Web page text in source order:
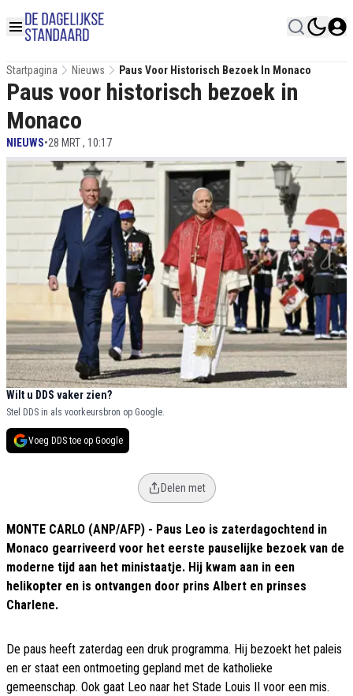
Startpagina Nieuws Paus Voor Historisch Bezoek In Monaco
Paus voor historisch bezoek in
Monaco
NIEUWS•28 MRT , 10:17
Wilt u DDS vaker zien?
Stel DDS in als voorkeursbron op Google.
Voeg DDS toe op Google
Delen met
MONTE CARLO (ANP/AFP) - Paus Leo is zaterdagochtend in
Monaco gearriveerd voor het eerste pauselijke bezoek van de
moderne tijd aan het ministaatje. Hij kwam aan in een
helikopter en is ontvangen door prins Albert en prinses
Charlene.
De paus heeft zaterdag een druk programma. Hij bezoekt het paleis
en er staat een ontmoeting gepland met de katholieke
gemeenschap. Ook gaat Leo naar het Stade Louis II voor een mis.